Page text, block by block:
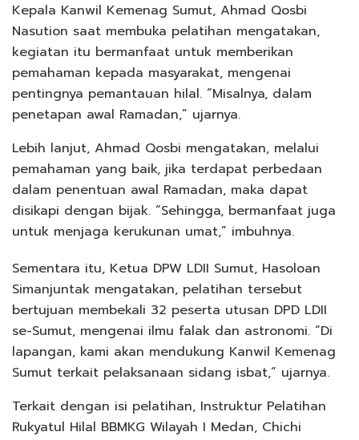
Kepala Kanwil Kemenag Sumut, Ahmad Qosbi
Nasution saat membuka pelatihan mengatakan,
kegiatan itu bermanfaat untuk memberikan
pemahaman kepada masyarakat, mengenai
pentingnya pemantauan hilal. “Misalnya, dalam
penetapan awal Ramadan,” ujarnya.
Lebih lanjut, Ahmad Qosbi mengatakan, melalui
pemahaman yang baik, jika terdapat perbedaan
dalam penentuan awal Ramadan, maka dapat
disikapi dengan bijak. “Sehingga, bermanfaat juga
untuk menjaga kerukunan umat,” imbuhnya.
Sementara itu, Ketua DPW LDII Sumut, Hasoloan
Simanjuntak mengatakan, pelatihan tersebut
bertujuan membekali 32 peserta utusan DPD LDII
se-Sumut, mengenai ilmu falak dan astronomi. “Di
lapangan, kami akan mendukung Kanwil Kemenag
Sumut terkait pelaksanaan sidang isbat,” ujarnya.
Terkait dengan isi pelatihan, Instruktur Pelatihan
Rukyatul Hilal BBMKG Wilayah I Medan, Chichi